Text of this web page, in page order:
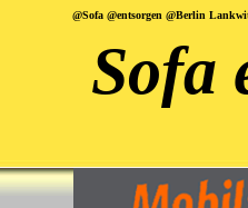
@Sofa @entsorgen @Berlin
Sofa